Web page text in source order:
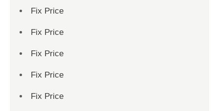
Fix Price
Fix Price
Fix Price
Fix Price
Fix Price